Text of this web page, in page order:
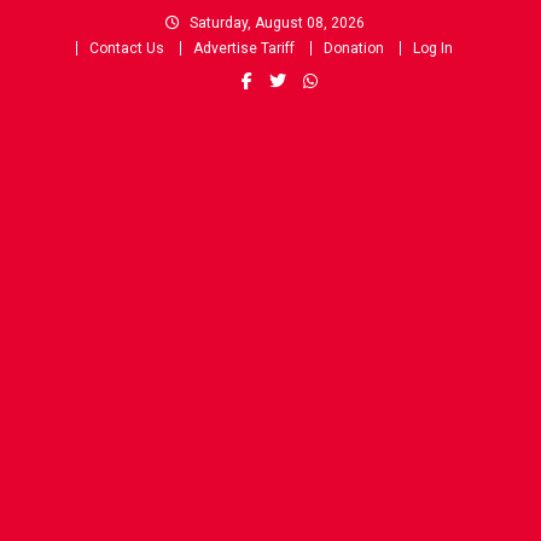
Saturday, August 08, 2026
Contact Us
Advertise Tariff Donation Log In